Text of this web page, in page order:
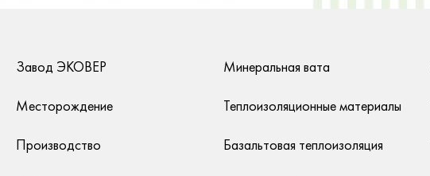
Завод ЭКОВЕР Минеральная вата
Месторождение Теплоизоляционные материалы
Производство Базальтовая теплоизоляция